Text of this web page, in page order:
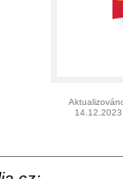
14.12.2023